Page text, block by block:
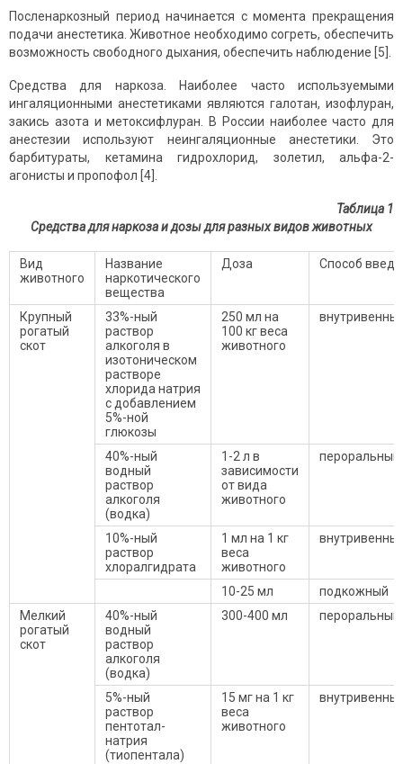
Посленаркозный период начинается с момента прекращения
подачи анестетика. Животное необходимо согреть, обеспечить
возможность свободного дыхания, обеспечить наблюдение [5].
Средства для наркоза. Наиболее часто используемыми
ингаляционными анестетиками являются галотан, изофлуран,
закись азота и метоксифлуран. В России наиболее часто для
анестезии используют неингаляционные анестетики. Это
барбитураты, кетамина гидрохлорид, золетил, альфа-2-
агонисты и пропофол [4].
Таблица 1
Средства для наркоза и дозы для разных видов животных
Вид
животного
Название
наркотического
вещества
Доза Способ
Крупный
рогатый
скот
33%-ный
раствор
алкоголя в
изотоническом
растворе
хлорида натрия
с добавлением
5%-ной
глюкозы
250 мл на
100 кг веса
животного
40%-ный
водный
раствор
алкоголя
(водка)
1-2 л в
зависимости
от вида
животного
пероральный
10%-ный
раствор
хлоралгидрата
1 мл на 1 кг
веса
животного
10-25 мл
подкожный
Мелкий
рогатый
скот
40%-ный
водный
раствор
алкоголя
(водка)
300-400 мл пероральный
5%-ный
раствор
пентотал-
натрия
(тиопентала)
15 мг на 1 кг
веса
животного